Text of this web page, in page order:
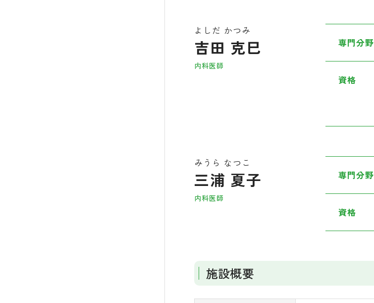
よしだ かつみ
吉田 克巳
内科医師
専門分野
資格
みうら なつこ
三浦 夏子
内科医師
専門分野
資格
施設概要